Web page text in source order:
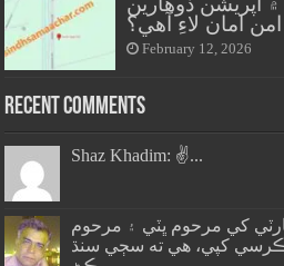
امان لاءِ آهي؟
February 12, 2026
Recent Comments
Shaz Khadim: ✌️...
کي مرحوم ڀٽي ۽ مرحوم
ڪرسي کپي، هي ته سڄي سنڌ